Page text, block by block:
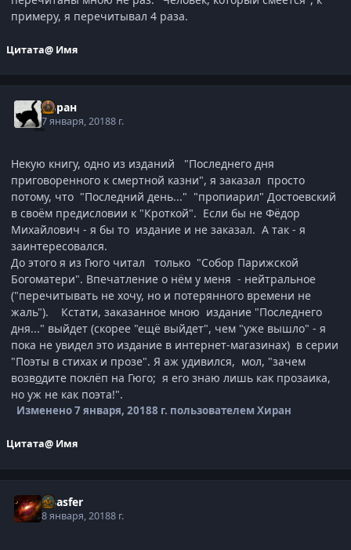
примеру, я перечитывал 4 раза.
Цитата@ Имя
Хиран
7 января, 20188 г.
Некую книгу, одно из изданий "Последнего дня
приговоренного к смертной казни", я заказал просто
потому, что "Последний день..." "пропиарил" Достоевский
в своём предисловии к "Кроткой". Если бы не Фёдор
Михайлович - я бы то издание и не заказал. А так - я
заинтересовался.
До этого я из Гюго читал только "Собор Парижской
Богоматери". Впечатление о нём у меня - нейтральное
("перечитывать не хочу, но и потерянного времени не
жаль"). Кстати, заказанное мною издание "Последнего
дня..." выйдет (скорее "ещё выйдет", чем "уже вышло" - я
пока не увидел это издание в интернет-магазинах) в серии
"Поэты в стихах и прозе". Я аж удивился, мол, "зачем
возводите поклёп на Гюго; я его знаю лишь как прозаика,
но уж не как поэта!".
Изменено7 января, 20188 г. пользователем Хиран
Цитата@ Имя
Agasfer
8 января, 20188 г.